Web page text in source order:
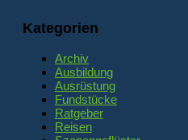
Kategorien
Archiv
Ausbildung
Ausrüstung
Fundstücke
Ratgeber
Reisen